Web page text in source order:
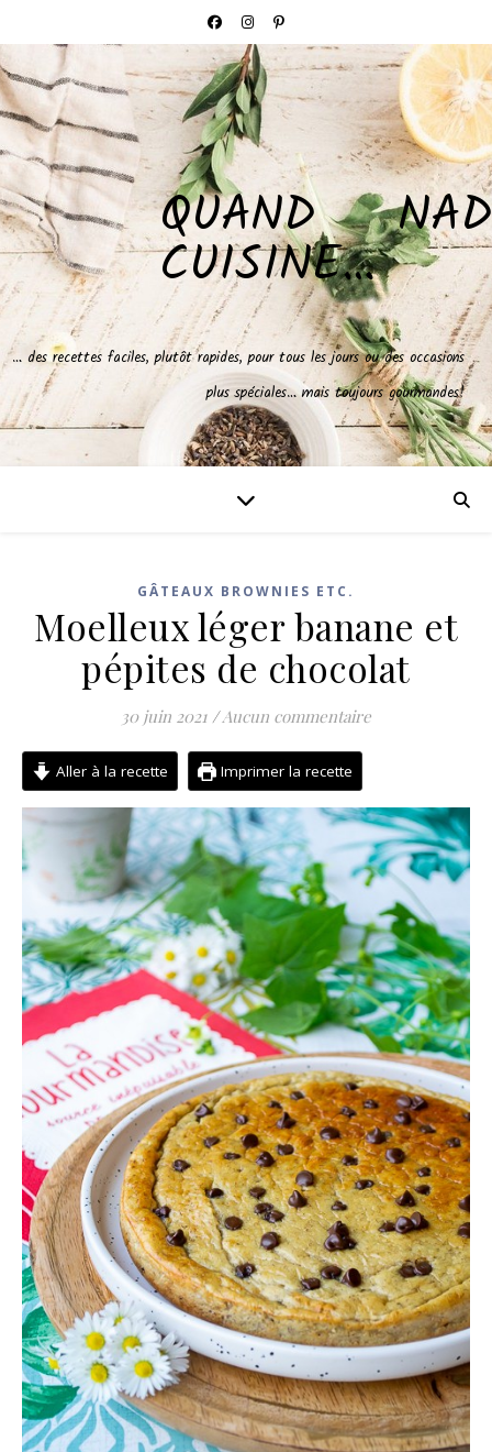
QUAND NAD
CUISINE…
… des recettes faciles, plutôt rapides, pour tous les jours ou des occasions
plus spéciales… mais toujours gourmandes!
GÂTEAUX BROWNIES ETC.
Moelleux léger banane et
pépites de chocolat
30 juin 2021 /Aucun commentaire
Aller à la recette Imprimer la recette